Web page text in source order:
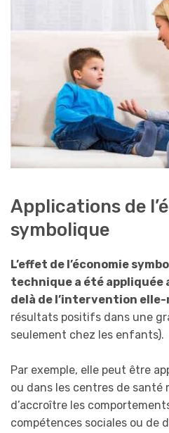
Applications de
symbolique
L’effet de l’économie
technique a été appliquée
delà de l’intervention elle-
résultats positifs dans une
seulement chez les enfants).
Par exemple, elle peut être
ou dans les centres de santé
d’accroître les
compétences sociales ou de